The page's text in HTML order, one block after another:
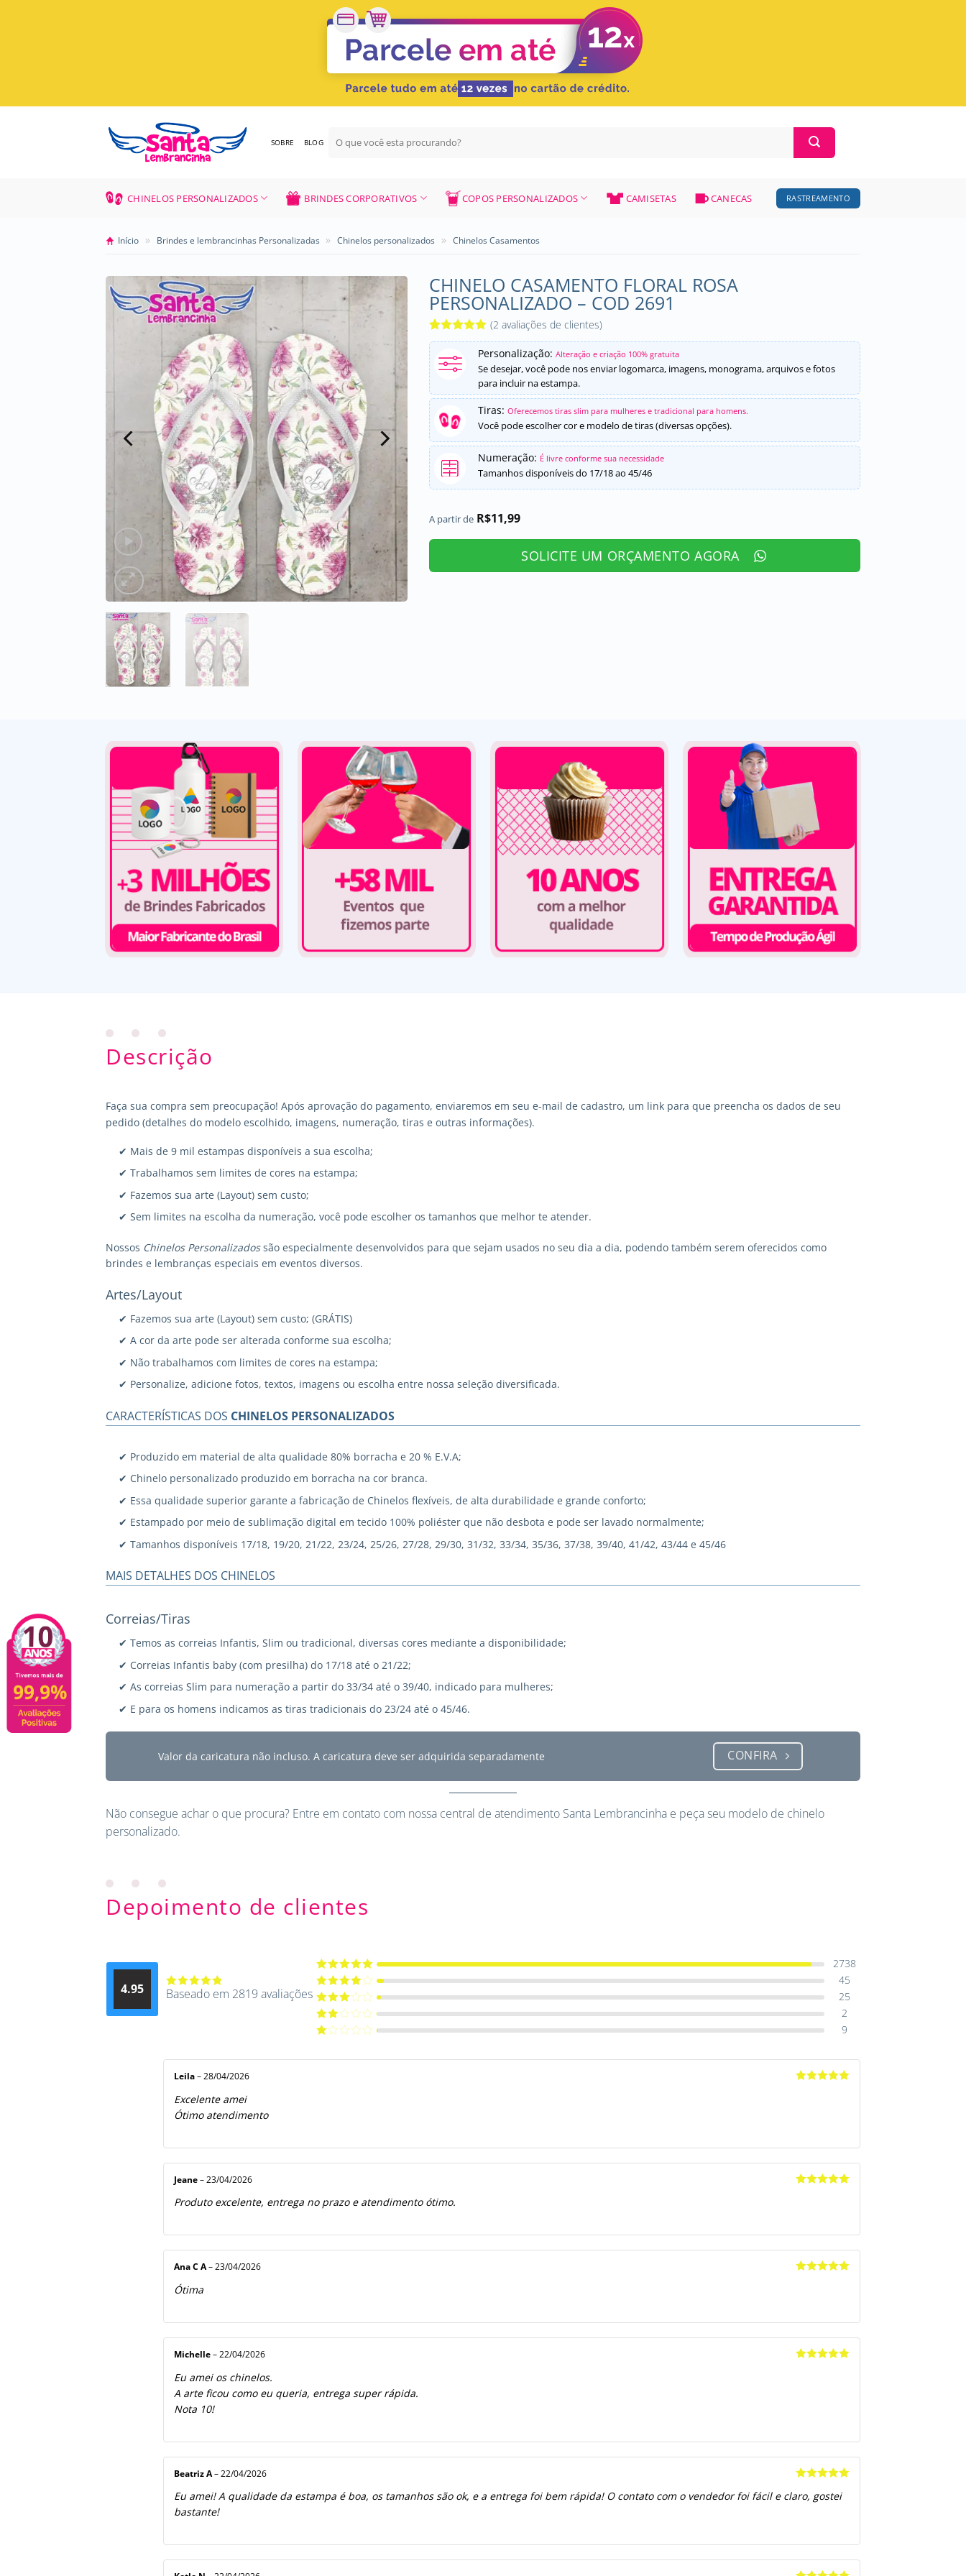
SOBRE BLOG
por:
CHINELOS PERSONALIZADOS BRINDES CORPORATIVOS COPOS PERSONALIZADOS CAMISETAS CANECAS RASTREAMENTO
Início » Brindes e lembrancinhas Personalizadas » Chinelos personalizados » Chinelos Casamentos
CHINELO CASAMENTO FLORAL ROSA
PERSONALIZADO – COD 2691
Avaliado
como
de
5, com
baseado em
2
avaliações
de clientes
(2 avaliações de clientes)
Personalização: Alteração e criação 100% gratuita
Se desejar, você pode nos enviar logomarca, imagens, monograma, arquivos e fotos
para incluir na estampa.
Tiras: Oferecemos tiras slim para mulheres e tradicional para homens.
Você pode escolher cor e modelo de tiras (diversas opções).
Numeração: É livre conforme sua necessidade
Tamanhos disponíveis do 17/18 ao 45/46
A partir de R$11,99
SOLICITE UM ORÇAMENTO AGORA
Descrição
Faça sua compra sem preocupação! Após aprovação do pagamento, enviaremos em seu e-mail de cadastro, um link para que preencha os dados de seu
pedido (detalhes do modelo escolhido, imagens, numeração, tiras e outras informações).
✔ Mais de 9 mil estampas disponíveis a sua escolha;
✔ Trabalhamos sem limites de cores na estampa;
✔ Fazemos sua arte (Layout) sem custo;
✔ Sem limites na escolha da numeração, você pode escolher os tamanhos que melhor te atender.
Nossos Chinelos Personalizadossão especialmente desenvolvidos para que sejam usados no seu dia a dia, podendo também serem oferecidos como
brindes e lembranças especiais em eventos diversos.
Artes/Layout
✔ Fazemos sua arte (Layout) sem custo; (GRÁTIS)
✔ A cor da arte pode ser alterada conforme sua escolha;
✔ Não trabalhamos com limites de cores na estampa;
✔ Personalize, adicione fotos, textos, imagens ou escolha entre nossa seleção diversificada.
CARACTERÍSTICAS DOS CHINELOS PERSONALIZADOS
✔ Produzido em material de alta qualidade 80% borracha e 20 % E.V.A;
✔ Chinelo personalizado produzido em borracha na cor branca.
✔ Essa qualidade superior garante a fabricação de Chinelos flexíveis, de alta durabilidade e grande conforto;
✔ Estampado por meio de sublimação digital em tecido 100% poliéster que não desbota e pode ser lavado normalmente;
✔ Tamanhos disponíveis 17/18, 19/20, 21/22, 23/24, 25/26, 27/28, 29/30, 31/32, 33/34, 35/36, 37/38, 39/40, 41/42, 43/44 e 45/46
MAIS DETALHES DOS CHINELOS
Correias/Tiras
✔ Temos as correias Infantis, Slim ou tradicional, diversas cores mediante a disponibilidade;
✔ Correias Infantis baby (com presilha) do 17/18 até o 21/22;
✔ As correias Slim para numeração a partir do 33/34 até o 39/40, indicado para mulheres;
✔ E para os homens indicamos as tiras tradicionais do 23/24 até o 45/46.
Valor da caricatura não incluso. A caricatura deve ser adquirida separadamente CONFIRA
Não consegue achar o que procura? Entre em contato com nossa central de atendimento Santa Lembrancinha e peça seu modelo de chinelo
personalizado.
Depoimento de clientes
4.95
Avaliação
Baseado em 2819 avaliações
Avaliação5
2738
Avaliação
45
Avaliação
25
Avaliação
2
9
Leila – 28/04/2026
Excelente amei
Ótimo atendimento
Jeane – 23/04/2026
Produto excelente, entrega no prazo e atendimento ótimo.
Ana C A– 23/04/2026
Ótima
Michelle – 22/04/2026
Eu amei os chinelos.
A arte ficou como eu queria, entrega super rápida.
Nota 10!
de 5
Beatriz A – 22/04/2026
Eu amei! A qualidade da estampa é boa, os tamanhos são ok, e a entrega foi bem rápida! O contato com o vendedor foi fácil e claro, gostei
bastante!